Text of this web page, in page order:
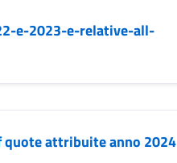
e-2023-e-relative-all-
quote attribuite anno 2024